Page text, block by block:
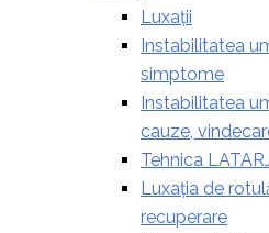
Luxații
Instabilitatea
simptome
Instabilitatea
cauze,
Tehnica
Luxația de
recuperare